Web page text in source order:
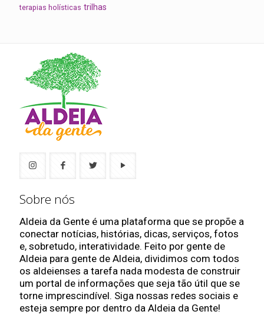
terapias holísticas trilhas
Sobre nós
Aldeia da Gente é uma plataforma que se propõe a
conectar notícias, histórias, dicas, serviços, fotos
e, sobretudo, interatividade. Feito por gente de
Aldeia para gente de Aldeia, dividimos com todos
os aldeienses a tarefa nada modesta de construir
um portal de informações que seja tão útil que se
torne imprescindível. Siga nossas redes sociais e
esteja sempre por dentro da Aldeia da Gente!